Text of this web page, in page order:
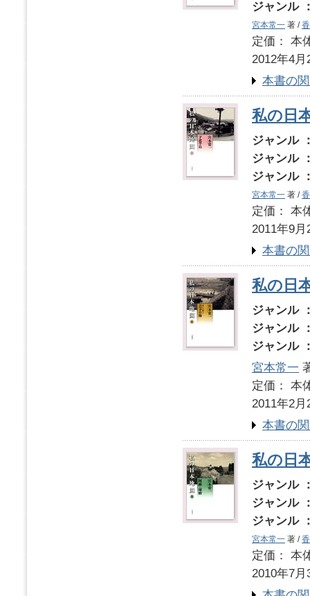
ジャンル
宮本常一 著 /
定価：
2012年4月
本書の
私の日
ジャンル
ジャンル
ジャンル
宮本常一 著 /
定価：
2011年9月
本書の
私の日
ジャンル
ジャンル
ジャンル
宮本常一
定価：
2011年2月
本書の
私の日
ジャンル
ジャンル
ジャンル
宮本常一 著 /
定価：
2010年7月